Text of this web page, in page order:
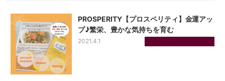
PROSPERITY【プロスペリティ】金運アッ
プ♪繁栄、豊かな気持ちを育む
2021.4.1